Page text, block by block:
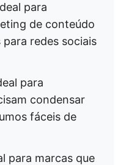
para
de conteúdo
redes sociais
para
condensar
fáceis de
para marcas que